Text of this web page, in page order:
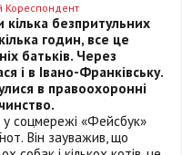
Кореспондент
безпритульних
годин, все це
батьків. Через
і в Івано-Франківську.
в правоохоронні
соцмережі «Фейсбук»
Він зауважив, що